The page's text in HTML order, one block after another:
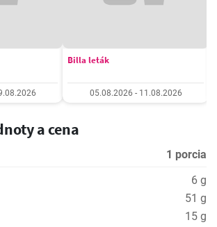
Billa leták
05.08.2026 - 11.08.2026
a cena
1 porcia
6 g
51 g
15 g